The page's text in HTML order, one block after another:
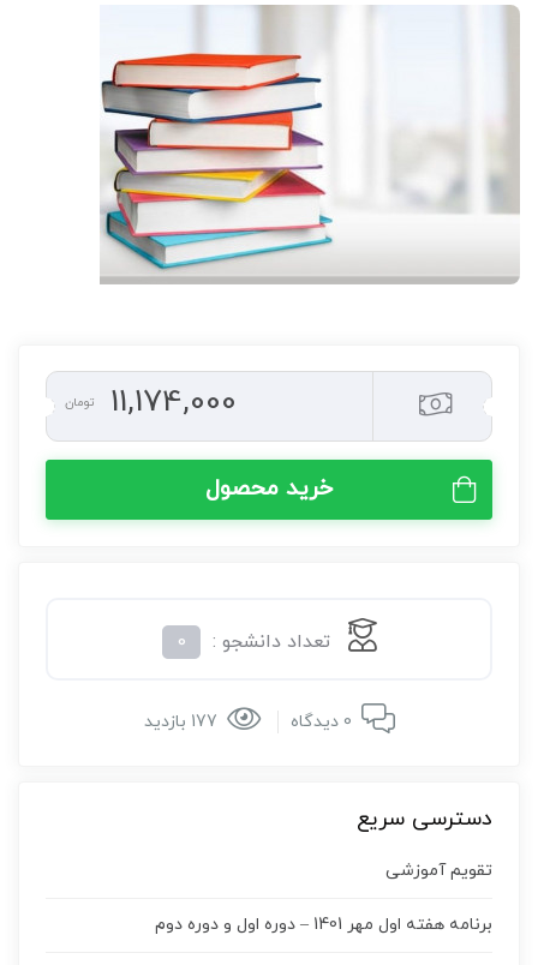
11,174,000 تومان
خرید محصول
تعداد دانشجو : 0
دسترسی سریع
تقویم آموزشی
برنامه هفته اول مهر 1401 – دوره اول و دوره دوم